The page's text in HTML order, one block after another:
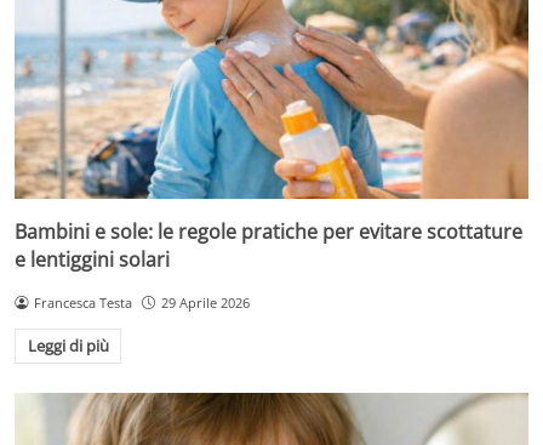
Bambini e sole: le regole pratiche per evitare scottature
e lentiggini solari
Francesca Testa 29 Aprile 2026
Leggi di più